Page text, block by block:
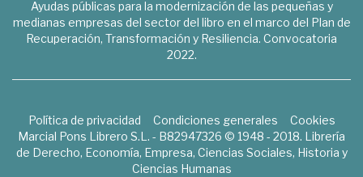
Ayudas públicas para la modernización de las pequeñas y
medianas empresas del sector del libro en el marco del Plan de
Recuperación, Transformación y Resiliencia. Convocatoria
2022.
Política de privacidad Condiciones generales
Cookies
Marcial Pons Librero S.L. - B82947326 © 1948 - 2018. Librería
de Derecho, Economía, Empresa, Ciencias Sociales, Historia y
Ciencias Humanas